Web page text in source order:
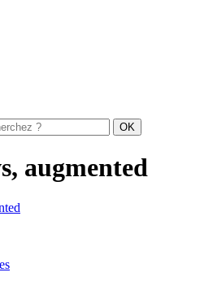
augmented